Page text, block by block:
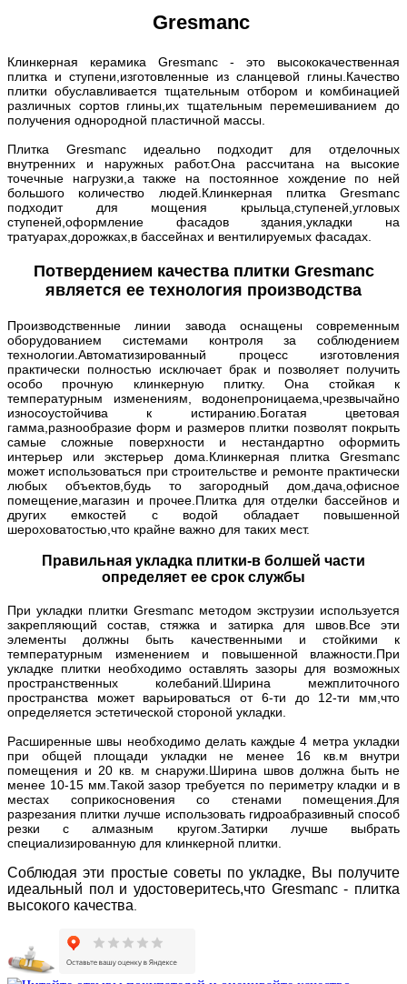
Gresmanc
Клинкерная керамика Gresmanc - это высококачественная
плитка и ступени,изготовленные из сланцевой глины.Качество
плитки обуславливается тщательным отбором и комбинацией
различных сортов глины,их тщательным перемешиванием до
получения однородной пластичной массы.
Плитка Gresmanc идеально подходит для отделочных
внутренних и наружных работ.Она рассчитана на высокие
точечные нагрузки,а также на постоянное хождение по ней
большого количество людей.Клинкерная плитка Gresmanc
подходит для мощения крыльца,ступеней,угловых
ступеней,оформление фасадов здания,укладки на
тратуарах,дорожках,в бассейнах и вентилируемых фасадах.
Потвердением качества плитки Gresmanc
является ее технология производства
Производственные линии завода оснащены современным
оборудованием системами контроля за соблюдением
технологии.Автоматизированный процесс изготовления
практически полностью исключает брак и позволяет получить
особо прочную клинкерную плитку. Она стойкая к
температурным изменениям, водонепроницаема,чрезвычайно
износоустойчива к истиранию.Богатая цветовая
гамма,разнообразие форм и размеров плитки позволят покрыть
самые сложные поверхности и нестандартно оформить
интерьер или экстерьер дома.Клинкерная плитка Gresmanc
может использоваться при строительстве и ремонте практически
любых объектов,будь то загородный дом,дача,офисное
помещение,магазин и прочее.Плитка для отделки бассейнов и
других емкостей с водой обладает повышенной
шероховатостью,что крайне важно для таких мест.
Правильная укладка плитки-в болшей части
определяет ее срок службы
При укладки плитки Gresmanc методом экструзии используется
закрепляющий состав, стяжка и затирка для швов.Все эти
элементы должны быть качественными и стойкими к
температурным изменением и повышенной влажности.При
укладке плитки необходимо оставлять зазоры для возможных
пространственных колебаний.Ширина межплиточного
пространства может варьироваться от 6-ти до 12-ти мм,что
определяется эстетической стороной укладки.
Расширенные швы необходимо делать каждые 4 метра укладки
при общей площади укладки не менее 16 кв.м внутри
помещения и 20 кв. м снаружи.Ширина швов должна быть не
менее 10-15 мм.Такой зазор требуется по периметру кладки и в
местах соприкосновения со стенами помещения.Для
разрезания плитки лучше использовать гидроабразивный способ
резки с алмазным кругом.Затирки лучше выбрать
специализированную для клинкерной плитки.
Соблюдая эти простые советы по укладке, Вы получите
идеальный пол и удостоверитесь,что Gresmanc - плитка
высокого качества